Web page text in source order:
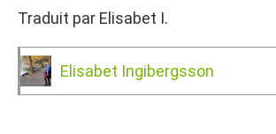
Traduit par Elisabet I.
Elisabet Ingibergsson